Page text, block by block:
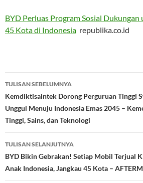
BYD Perluas Program Sosial
45 Kota di Indonesia republika.co.id
Navigasi
Tulisan
TULISAN SEBELUMNYA
Kemdiktisaintek Dorong Perguruan Tinggi
Unggul Menuju Indonesia Emas 2045 –
Tinggi, Sains, dan Teknologi
TULISAN SELANJUTNYA
BYD Bikin Gebrakan! Setiap Mobil Terjual
Anak Indonesia, Jangkau 45 Kota –